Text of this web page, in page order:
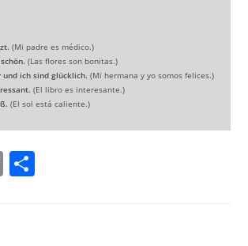
(Mi padre es médico.)
(Las flores son bonitas.)
und ich sind glücklich. (Mi hermana y yo somos felices.)
(El libro es interesante.)
(El sol está caliente.)
E